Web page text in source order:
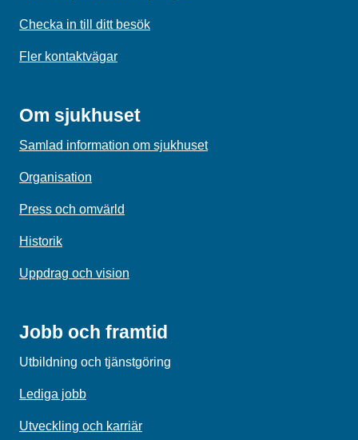
Checka in till ditt besök
Fler kontaktvägar
Om sjukhuset
Samlad information om sjukhuset
Organisation
Press och omvärld
Historik
Uppdrag och vision
Jobb och framtid
Utbildning och tjänstgöring
Lediga jobb
Utveckling och karriär